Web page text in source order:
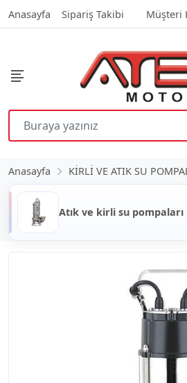
Anasayfa Sipariş Takibi Müşteri
Anasayfa KİRLİ VE ATIK SU
Atık ve kirli su pompaları